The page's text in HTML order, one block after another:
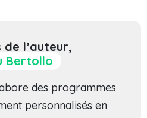
l’auteur,
Bertollo
des programmes
personnalisés en